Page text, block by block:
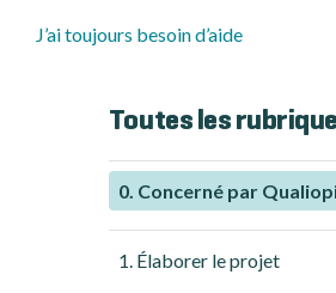
Toutes les
0. Concerné par
1. Élaborer le projet
J’ai toujours besoin d’aide